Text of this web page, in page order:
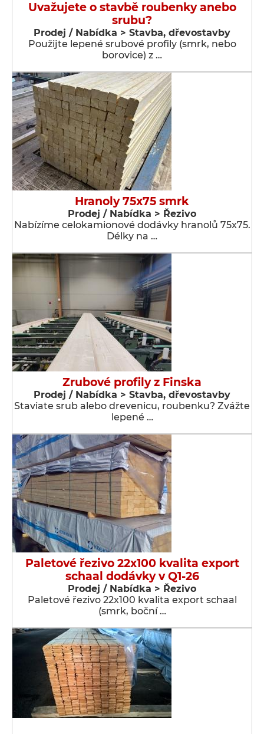
Uvažujete o stavbě roubenky anebo
srubu?
Prodej / Nabídka > Stavba, dřevostavby
Použijte lepené srubové profily (smrk, nebo
borovice) z …
Hranoly 75x75 smrk
Prodej / Nabídka > Řezivo
Nabízíme celokamionové dodávky hranolů 75x75.
Délky na …
Zrubové profily z Finska
Prodej / Nabídka > Stavba, dřevostavby
Staviate srub alebo drevenicu, roubenku? Zvážte
lepené …
Paletové řezivo 22x100 kvalita export
schaal dodávky v Q1-26
Prodej / Nabídka > Řezivo
Paletové řezivo 22x100 kvalita export schaal
(smrk, boční …